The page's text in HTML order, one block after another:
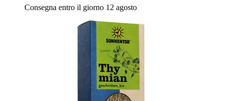
Consegna entro il giorno 12 agosto